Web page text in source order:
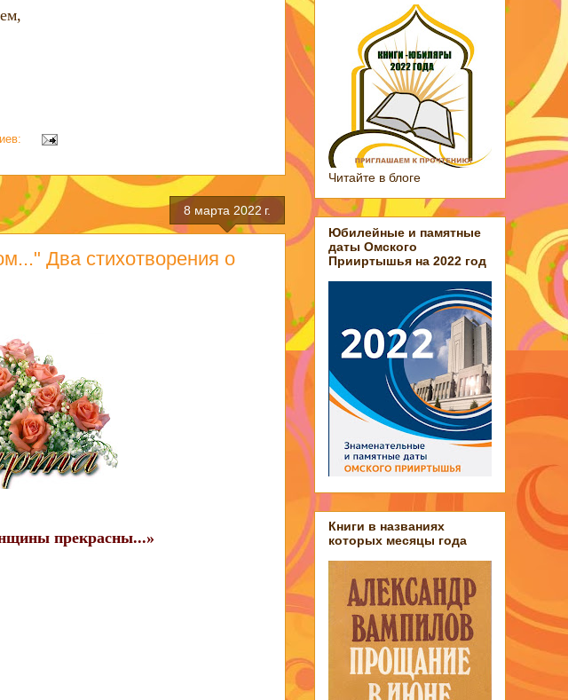
8 марта 2022 г.
Два стихотворения о
прекрасны...»
Читайте в блоге
Юбилейные и памятные
даты Омского
Прииртышья на 2022 год
Книги в названиях
которых месяцы года